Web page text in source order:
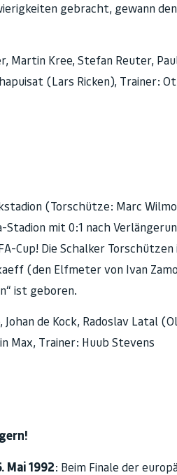
gebracht, gewann
Martin Kree, Stefan Reuter,
(Lars Ricken), Trainer:
(Torschütze: Marc
mit 0:1 nach
Cup! Die Schalker
(den Elfmeter von Ivan
ist geboren.
Johan de Kock, Radoslav Latal
Max, Trainer: Huub Stevens
Mai 1992: Beim Finale der